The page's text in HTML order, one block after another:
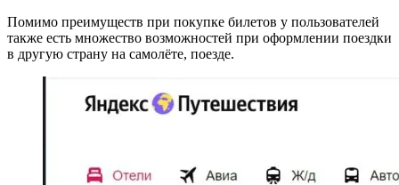
Помимо преимуществ при покупке билетов у пользователей
также есть множество возможностей при оформлении поездки
в другую страну на самолёте, поезде.